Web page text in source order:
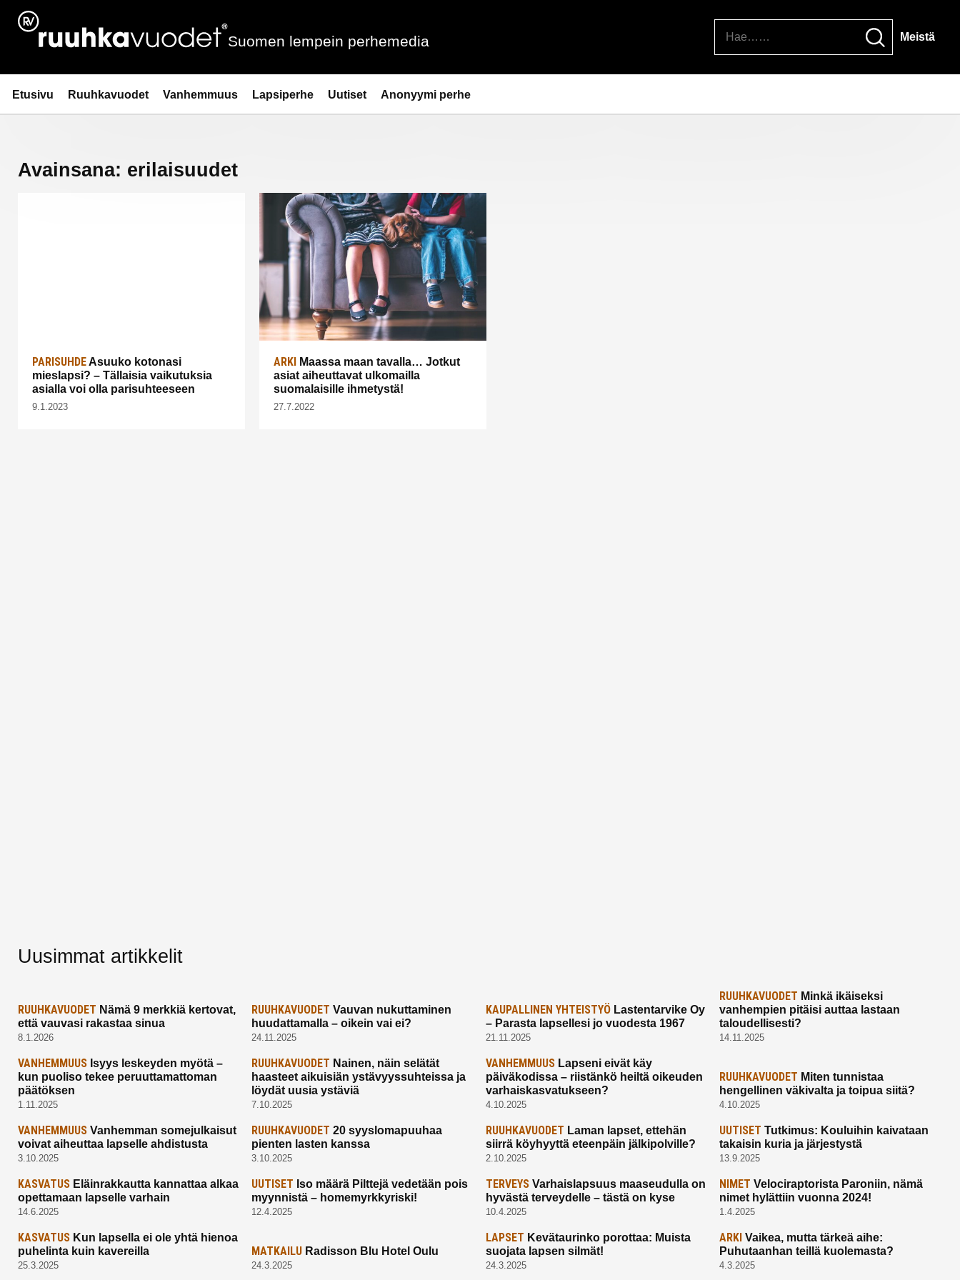
Siirry
sisältöön
Ruuhkavuodet.fi
Suomen lempein perhemedia Meistä
Etusivu Ruuhkavuodet Vanhemmuus Lapsiperhe Uutiset Anonyymi perhe
Avainsana: erilaisuudet
PARISUHDEAsuuko kotonasi
mieslapsi? – Tällaisia vaikutuksia
asialla voi olla parisuhteeseen
9.1.2023
ARKI Maassa maan tavalla… Jotkut
asiat aiheuttavat ulkomailla
suomalaisille ihmetystä!
27.7.2022
Uusimmat artikkelit
RUUHKAVUODET Nämä 9 merkkiä kertovat,
että vauvasi rakastaa sinua
8.1.2026
RUUHKAVUODET Vauvan nukuttaminen
huudattamalla – oikein vai ei?
24.11.2025
KAUPALLINEN YHTEISTYÖLastentarvike Oy
– Parasta lapsellesi jo vuodesta 1967
21.11.2025
RUUHKAVUODET Minkä ikäiseksi
vanhempien pitäisi auttaa lastaan
taloudellisesti?
14.11.2025
VANHEMMUUS Isyys leskeyden myötä –
kun puoliso tekee peruuttamattoman
päätöksen
1.11.2025
RUUHKAVUODET Nainen, näin selätät
haasteet aikuisiän ystävyyssuhteissa ja
löydät uusia ystäviä
7.10.2025
VANHEMMUUSLapseni eivät käy
päiväkodissa – riistänkö heiltä oikeuden
varhaiskasvatukseen?
4.10.2025
RUUHKAVUODET Miten tunnistaa
hengellinen väkivalta ja toipua siitä?
4.10.2025
VANHEMMUUS Vanhemman somejulkaisut
voivat aiheuttaa lapselle ahdistusta
3.10.2025
RUUHKAVUODET 20 syyslomapuuhaa
pienten lasten kanssa
3.10.2025
RUUHKAVUODET Laman lapset, ettehän
siirrä köyhyyttä eteenpäin jälkipolville?
2.10.2025
UUTISET Tutkimus: Kouluihin kaivataan
takaisin kuria ja järjestystä
13.9.2025
KASVATUS Eläinrakkautta kannattaa alkaa
opettamaan lapselle varhain
14.6.2025
UUTISET Iso määrä Pilttejä vedetään pois
myynnistä – homemyrkkyriski!
12.4.2025
TERVEYSVarhaislapsuus maaseudulla on
hyvästä terveydelle – tästä on kyse
10.4.2025
NIMET Velociraptorista Paroniin, nämä
nimet hylättiin vuonna 2024!
1.4.2025
KASVATUS Kun lapsella ei ole yhtä hienoa
puhelinta kuin kavereilla
25.3.2025
MATKAILU Radisson Blu Hotel Oulu
24.3.2025
LAPSET Kevätaurinko porottaa: Muista
suojata lapsen silmät!
24.3.2025
ARKI Vaikea, mutta tärkeä aihe:
Puhutaanhan teillä kuolemasta?
4.3.2025